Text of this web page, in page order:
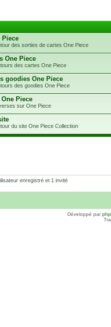
Piece
des sorties de cartes One Piece
One Piece
des cartes One Piece
goodies One Piece
des goodies One Piece
Piece
sur One Piece
du site One Piece Collection
enregistré et 1 invité
Développé par